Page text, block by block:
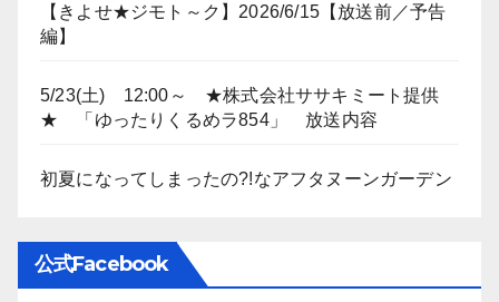
【きよせ★ジモト～ク】2026/6/15【放送前／予告
編】
5/23(土) 12:00～ ★株式会社ササキミート提供
★ 「ゆったりくるめラ854」 放送内容
初夏になってしまったの?!なアフタヌーンガーデン
公式Facebook